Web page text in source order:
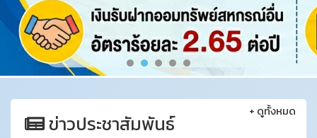
ข่าวประชาสัมพันธ์ + ดูทั้งหมด